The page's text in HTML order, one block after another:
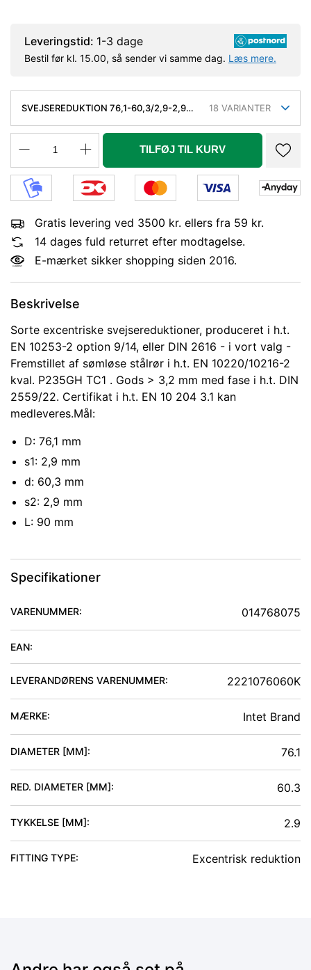
Leveringstid: 1-3 dage
Bestil før kl. 15.00, så sender vi samme dag. Læs mere.
SVEJSEREDUKTION 76,1-60,3/2,9-2,9
2/RK2 TYPE A
18 VARIANTER
TILFØJ TIL KURV
Gratis levering ved 3500 kr. ellers fra 59 kr.
14 dages fuld returret efter modtagelse.
E-mærket sikker shopping siden 2016.
Beskrivelse
Sorte excentriske svejsereduktioner, produceret i h.t.
EN 10253-2 option 9/14, eller DIN 2616 - i vort valg -
Fremstillet af sømløse stålrør i h.t. EN 10220/10216-2
kval. P235GH TC1 . Gods > 3,2 mm med fase i h.t. DIN
2559/22. Certifikat i h.t. EN 10 204 3.1 kan
medleveres.Mål:
D: 76,1 mm
s1: 2,9 mm
d: 60,3 mm
s2: 2,9 mm
L: 90 mm
Specifikationer
VARENUMMER: 014768075
EAN:
LEVERANDØRENS VARENUMMER: 2221076060K
MÆRKE: Intet Brand
DIAMETER [MM]: 76.1
RED. DIAMETER [MM]: 60.3
TYKKELSE [MM]: 2.9
FITTING TYPE: Excentrisk reduktion